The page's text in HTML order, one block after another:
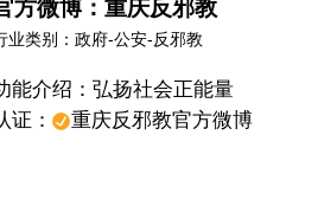
方微博：重庆反邪教
业类别：政府-公安-反邪教
能介绍：弘扬社会正能量
证：
重庆反邪教官方微博